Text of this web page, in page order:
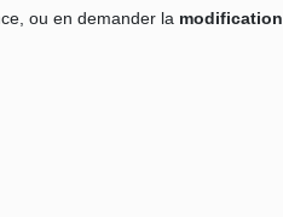
ou en demander la modification